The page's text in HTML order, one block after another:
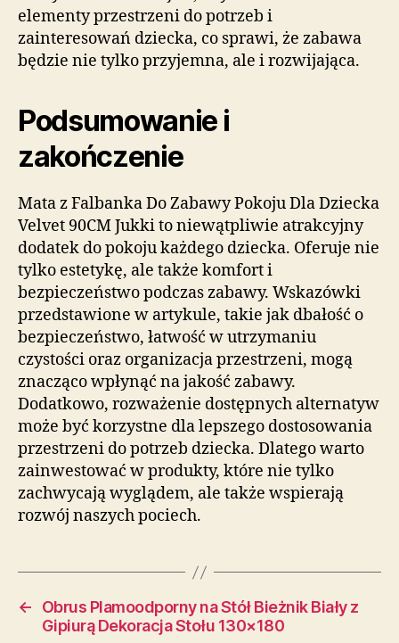
elementy przestrzeni do potrzeb i
zainteresowań dziecka, co sprawi, że zabawa
będzie nie tylko przyjemna, ale i rozwijająca.
Podsumowanie i
zakończenie
Mata z Falbanka Do Zabawy Pokoju Dla Dziecka
Velvet 90CM Jukki to niewątpliwie atrakcyjny
dodatek do pokoju każdego dziecka. Oferuje nie
tylko estetykę, ale także komfort i
bezpieczeństwo podczas zabawy. Wskazówki
przedstawione w artykule, takie jak dbałość o
bezpieczeństwo, łatwość w utrzymaniu
czystości oraz organizacja przestrzeni, mogą
znacząco wpłynąć na jakość zabawy.
Dodatkowo, rozważenie dostępnych alternatyw
może być korzystne dla lepszego dostosowania
przestrzeni do potrzeb dziecka. Dlatego warto
zainwestować w produkty, które nie tylko
zachwycają wyglądem, ale także wspierają
rozwój naszych pociech.
←
Obrus Plamoodporny na Stół Bieżnik Biały z
Gipiurą Dekoracja Stołu 130×180